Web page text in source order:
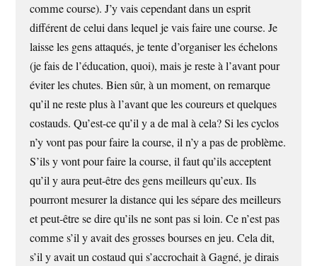
comme course). J’y vais cependant dans un esprit
différent de celui dans lequel je vais faire une course. Je
laisse les gens attaqués, je tente d’organiser les échelons
(je fais de l’éducation, quoi), mais je reste à l’avant pour
éviter les chutes. Bien sûr, à un moment, on remarque
qu’il ne reste plus à l’avant que les coureurs et quelques
costauds. Qu’est-ce qu’il y a de mal à cela? Si les cyclos
n’y vont pas pour faire la course, il n’y a pas de problème.
S’ils y vont pour faire la course, il faut qu’ils acceptent
qu’il y aura peut-être des gens meilleurs qu’eux. Ils
pourront mesurer la distance qui les sépare des meilleurs
et peut-être se dire qu’ils ne sont pas si loin. Ce n’est pas
comme s’il y avait des grosses bourses en jeu. Cela dit,
s’il y avait un costaud qui s’accrochait à Gagné, je dirais